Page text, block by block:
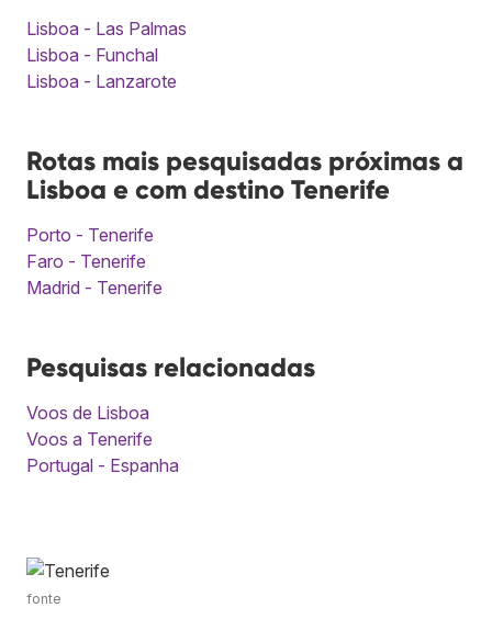
Lisboa - Las Palmas
Lisboa - Funchal
Lisboa - Lanzarote
Rotas mais pesquisadas próximas a
Lisboa e com destino Tenerife
Porto - Tenerife
Faro - Tenerife
Madrid - Tenerife
Pesquisas relacionadas
Voos de Lisboa
Voos a Tenerife
Portugal - Espanha
fonte